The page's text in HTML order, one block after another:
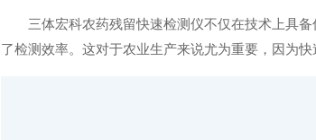
三体宏科农药残留快速检测仪不仅在技术上具备
了检测效率。这对于农业生产来说尤为重要，因为